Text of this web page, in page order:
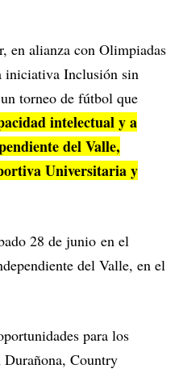
en alianza con Olimpiadas
iniciativa Inclusión sin
torneo de fútbol que
intelectual y a
del Valle,
Universitaria y
28 de junio en el
del Valle, en el
para los
Durañona, Country